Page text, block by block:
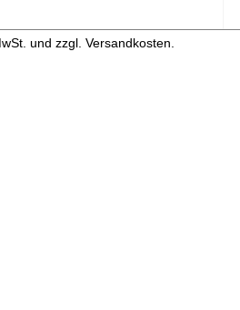
und zzgl. Versandkosten.